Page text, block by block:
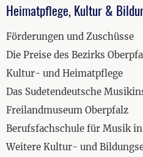
Heimatpflege, Kultur &
Förderungen und Zuschüsse
Die Preise des Bezirks
Kultur- und Heimatpflege
Das Sudetendeutsche
Freilandmuseum Oberpfalz
Berufsfachschule für Musik
Weitere Kultur- und